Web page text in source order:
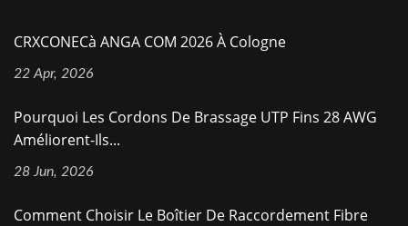
CRXCONECà ANGA COM 2026 À Cologne
22 Apr, 2026
Pourquoi Les Cordons De Brassage UTP Fins 28 AWG
Améliorent-Ils...
28 Jun, 2026
Comment Choisir Le Boîtier De Raccordement Fibre